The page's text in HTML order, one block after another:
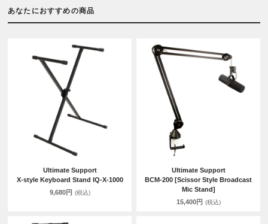
あなたにおすすめの商品
Ultimate Support
X-style Keyboard Stand IQ-X-1000
9,680円 (税込)
Ultimate Support
BCM-200 [Scissor Style Broadcast
Mic Stand]
15,400円 (税込)